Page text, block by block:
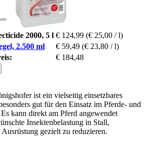
2000, 5 l € 124,99 (€ 25,00 / l)
2.500 ml
€ 59,49 (€ 23,80 / l)
€ 184,48
ist ein vielseitig einsetzbares
gut für den Einsatz im Pferde- und
kann direkt am Pferd angewendet
Insektenbelastung in Stall,
gezielt zu reduzieren.